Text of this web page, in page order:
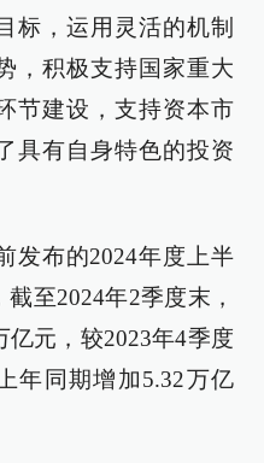
标，运用灵活的机制
，积极支持国家重大
节建设，支持资本市
具有自身特色的投资
发布的2024年度上半
至2024年2季度末，
元，较2023年4季度
年同期增加5.32万亿